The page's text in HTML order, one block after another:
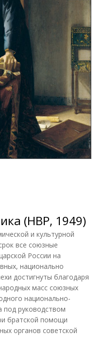
(НВР, 1949)
и культурной
все союзные
России на
национально
достигнуты благодаря
масс союзных
национально-
под руководством
братской помощи
органов советской